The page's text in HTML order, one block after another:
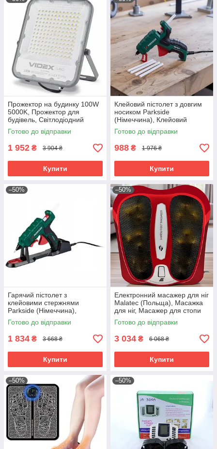
Прожектор на будинку 100W
5000K, Прожектор для
будівель, Світлодіодний
прожектор вуличного
освітлення, Вуличний лед
Готово до відправки
1 952 ₴ 3 904 ₴
Купити
Клейовий пістолет з довгим
носиком Parkside
(Німеччина), Клейовий
пістолет для клею, Клейовий
пістолет маленький, RYH
Готово до відправки
988 ₴ 1 976 ₴
Купити
–50%
Гарячий пістолет з
клейовими стержнями
Parkside (Німеччина),
Пістолет термоклей, Пістолет
для термоклею, RYH
Готово до відправки
1 834 ₴ 3 668 ₴
Купити
–50%
Електронний масажер для ніг
Malatec (Польща), Масажка
для ніг, Масажер для стопи
ніг, Масажер для м'язів ніг
електричний, RYH
Готово до відправки
3 034 ₴ 6 068 ₴
Купити
–50% –50%